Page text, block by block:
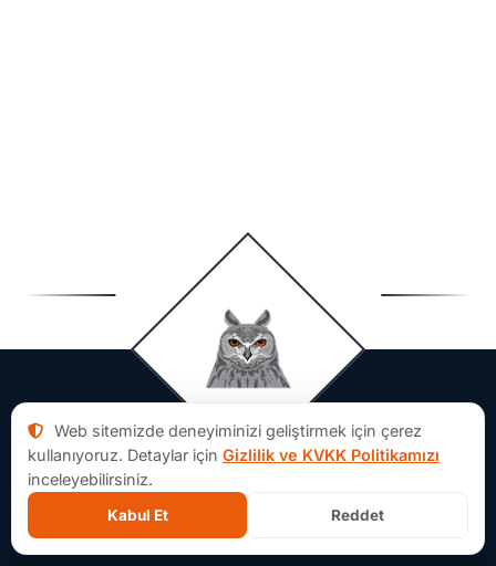
Aforsoft Hakkında
Web sitemizde deneyiminizi geliştirmek için çerez
kullanıyoruz. Detaylar için Gizlilik ve KVKK Politikamızı
inceleyebilirsiniz.
Kabul Et Reddet